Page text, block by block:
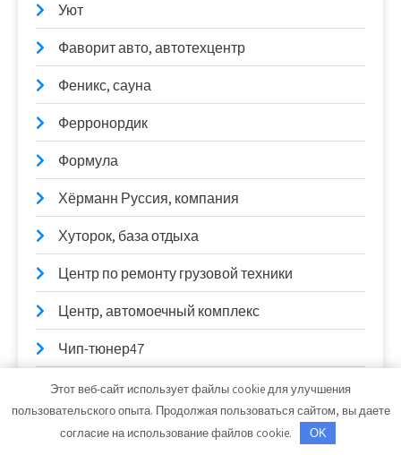
Уют
Фаворит авто, автотехцентр
Феникс, сауна
Ферронордик
Формула
Хёрманн Руссия, компания
Хуторок, база отдыха
Центр по ремонту грузовой техники
Центр, автомоечный комплекс
Чип-тюнер47
Чисто Car, автомойка
Чистый цвет, автомойка
Этот веб-сайт использует файлы cookie для улучшения
пользовательского опыта. Продолжая пользоваться сайтом, вы даете
согласие на использование файлов cookie.
OK